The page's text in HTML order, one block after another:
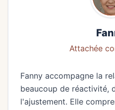
Attachée
Fanny accompagne la
beaucoup de réactivité,
l'ajustement. Elle